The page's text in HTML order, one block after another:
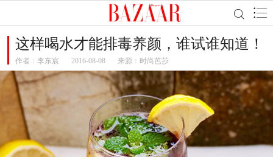
这样喝水才能排毒养颜，谁试谁知道！
作者： 李东宸 2016-08-08 来源：时尚芭莎